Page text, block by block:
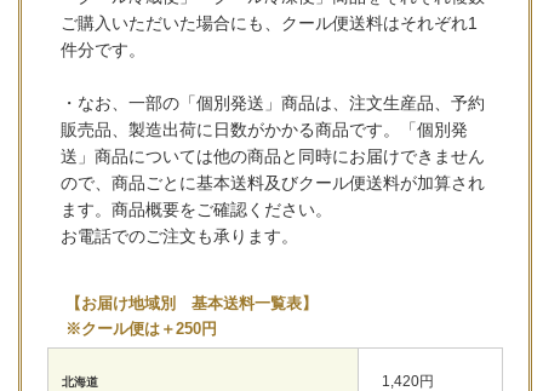
ご購入いただいた場合にも、クール便送料はそれぞれ1
件分です。
・なお、一部の「個別発送」商品は、注文生産品、予約
販売品、製造出荷に日数がかかる商品です。「個別発
送」商品については他の商品と同時にお届けできません
ので、商品ごとに基本送料及びクール便送料が加算され
ます。商品概要をご確認ください。
お電話でのご注文も承ります。
【お届け地域別 基本送料一覧表】
※クール便は＋250円
北海道 1,420円